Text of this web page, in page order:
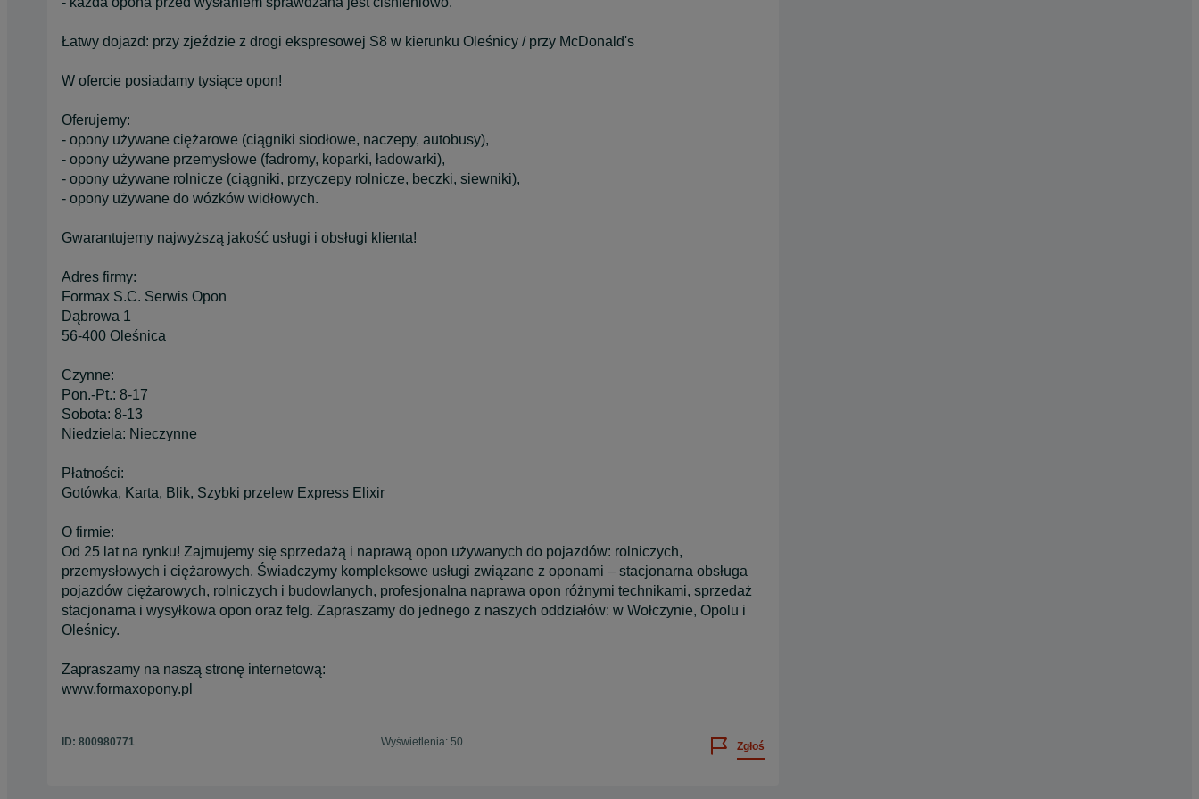
Łatwy dojazd: przy zjeździe z drogi ekspresowej S8 w kierunku Oleśnicy / przy McDonald's
W ofercie posiadamy tysiące opon!
Oferujemy:
- opony używane ciężarowe (ciągniki siodłowe, naczepy, autobusy),
- opony używane przemysłowe (fadromy, koparki, ładowarki),
- opony używane rolnicze (ciągniki, przyczepy rolnicze, beczki, siewniki),
- opony używane do wózków widłowych.
Gwarantujemy najwyższą jakość usługi i obsługi klienta!
Adres firmy:
Formax S.C. Serwis Opon
Dąbrowa 1
56-400 Oleśnica
Czynne:
Pon.-Pt.: 8-17
Sobota: 8-13
Niedziela: Nieczynne
Płatności:
Gotówka, Karta, Blik, Szybki przelew Express Elixir
O firmie:
Od 25 lat na rynku! Zajmujemy się sprzedażą i naprawą opon używanych do pojazdów: rolniczych,
przemysłowych i ciężarowych. Świadczymy kompleksowe usługi związane z oponami – stacjonarna obsługa
pojazdów ciężarowych, rolniczych i budowlanych, profesjonalna naprawa opon różnymi technikami, sprzedaż
stacjonarna i wysyłkowa opon oraz felg. Zapraszamy do jednego z naszych oddziałów: w Wołczynie, Opolu i
Oleśnicy.
Zapraszamy na naszą stronę internetową:
www.formaxopony.pl
ID: 800980771 Wyświetlenia: 50 Zgłoś